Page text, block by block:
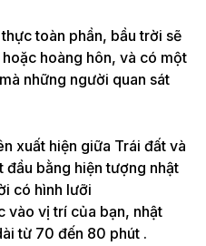
toàn phần, bầu trời sẽ
hoàng hôn, và có một
những người quan sát
xuất hiện giữa Trái đất và
đầu bằng hiện tượng nhật
có hình lưỡi
vào vị trí của bạn, nhật
từ 70 đến 80 phút .